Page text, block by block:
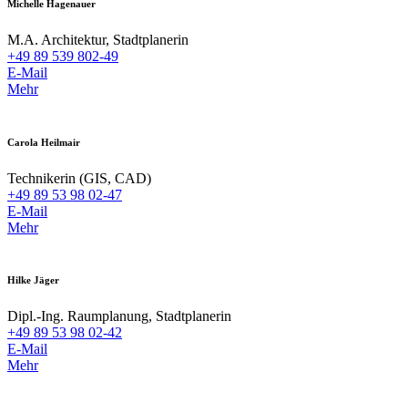
Michelle Hagenauer
M.A. Architektur, Stadtplanerin
+49 89 539 802-49
E-Mail
Mehr
Carola Heilmair
Technikerin (GIS, CAD)
+49 89 53 98 02-47
E-Mail
Mehr
Hilke Jäger
Dipl.-Ing. Raumplanung, Stadtplanerin
+49 89 53 98 02-42
E-Mail
Mehr